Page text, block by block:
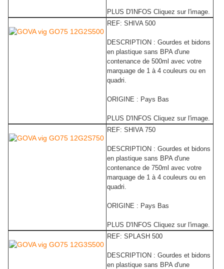
PLUS D'INFOS Cliquez sur l'image.
REF: SHIVA 500
DESCRIPTION : Gourdes et bidons
en plastique sans BPA d'une
contenance de 500ml avec votre
marquage de 1 à 4 couleurs ou en
quadri.
ORIGINE : Pays Bas
PLUS D'INFOS Cliquez sur l'image.
REF: SHIVA 750
DESCRIPTION : Gourdes et bidons
en plastique sans BPA d'une
contenance de 750ml avec votre
marquage de 1 à 4 couleurs ou en
quadri.
ORIGINE : Pays Bas
PLUS D'INFOS Cliquez sur l'image.
REF: SPLASH 500
DESCRIPTION : Gourdes et bidons
en plastique sans BPA d'une